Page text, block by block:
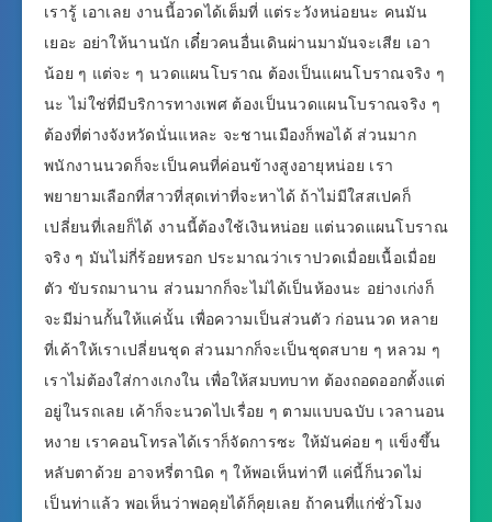
เรารู้ เอาเลย งานนี้อวดได้เต็มที่ แต่ระวังหน่อยนะ คนมัน
เยอะ อย่าให้นานนัก เดี๋ยวคนอื่นเดินผ่านมามันจะเสีย เอา
น้อย ๆ แต่จะ ๆ นวดแผนโบราณ ต้องเป็นแผนโบราณจริง ๆ
นะ ไม่ใช่ที่มีบริการทางเพศ ต้องเป็นนวดแผนโบราณจริง ๆ
ต้องที่ต่างจังหวัดนั่นแหละ จะชานเมืองก็พอได้ ส่วนมาก
พนักงานนวดก็จะเป็นคนที่ค่อนข้างสูงอายุหน่อย เรา
พยายามเลือกที่สาวที่สุดเท่าที่จะหาได้ ถ้าไม่มีใสสเปคก็
เปลี่ยนที่เลยก็ได้ งานนี้ต้องใช้เงินหน่อย แต่นวดแผนโบราณ
จริง ๆ มันไม่กี่ร้อยหรอก ประมาณว่าเราปวดเมื่อยเนื้อเมื่อย
ตัว ขับรถมานาน ส่วนมากก็จะไม่ได้เป็นห้องนะ อย่างเก่งก็
จะมีม่านกั้นให้แค่นั้น เพื่อความเป็นส่วนตัว ก่อนนวด หลาย
ที่เค้าให้เราเปลี่ยนชุด ส่วนมากก็จะเป็นชุดสบาย ๆ หลวม ๆ
เราไม่ต้องใส่กางเกงใน เพื่อให้สมบทบาท ต้องถอดออกตั้งแต่
อยู่ในรถเลย เค้าก็จะนวดไปเรื่อย ๆ ตามแบบฉบับ เวลานอน
หงาย เราคอนโทรลได้เราก็จัดการซะ ให้มันค่อย ๆ แข็งขึ้น
หลับตาด้วย อาจหรี่ตานิด ๆ ให้พอเห็นท่าที แค่นี้ก็นวดไม่
เป็นท่าแล้ว พอเห็นว่าพอคุยได้ก็คุยเลย ถ้าคนที่แก่ชั่วโมง